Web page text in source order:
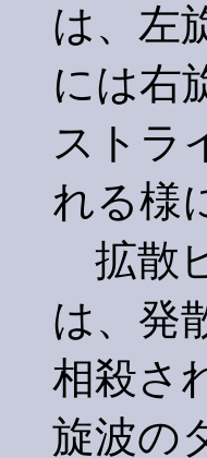
は、左
には右
ストラ
れる様
拡散
は、発
相殺さ
旋波の